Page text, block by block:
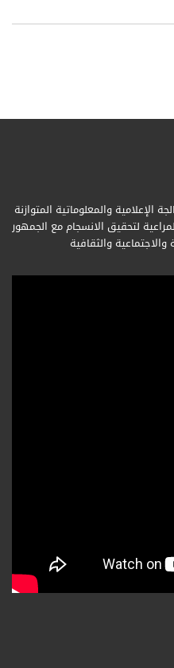
والمعلوماتية المتوازنة
لتحقيق الانسجام مع الجمهور
والثقافية